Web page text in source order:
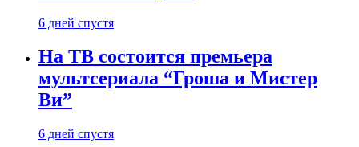
6 дней спустя
На ТВ состоится премьера
мультсериала “Гроша и Мистер
Ви”
6 дней спустя